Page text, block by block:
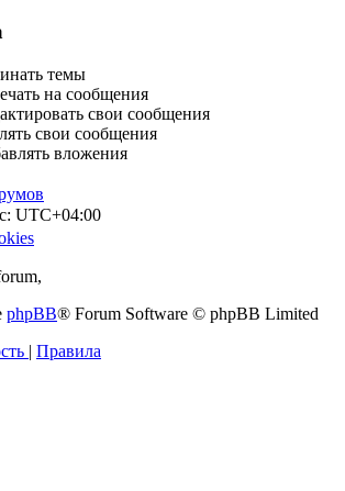
темы
на сообщения
свои сообщения
свои сообщения
вложения
UTC+04:00
phpBB® Forum Software © phpBB Limited
| Правила